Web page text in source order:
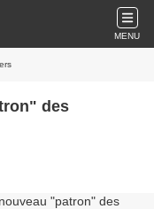
MENU
des